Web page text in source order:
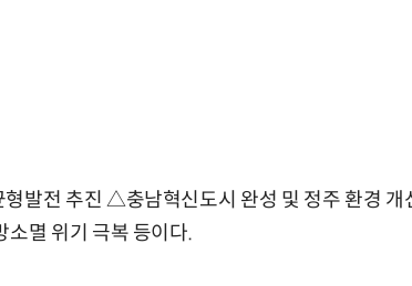
발전 추진 △충남혁신도시 완성 및 정주 환경
멸 위기 극복 등이다.